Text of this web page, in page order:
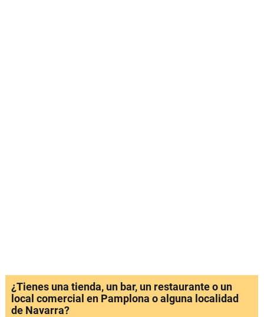
¿Tienes una tienda, un bar, un restaurante o un
local comercial en Pamplona o alguna localidad
de Navarra?